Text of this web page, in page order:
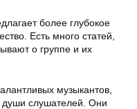
более глубокое
Есть много статей,
о группе и их
музыкантов,
души слушателей. Они